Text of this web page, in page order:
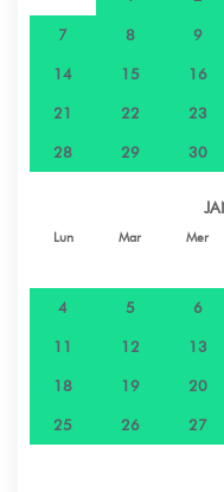
7 8 9
14 15 16
21 22 23
28 29 30
Lun Mar Mer
4 5 6
11 12 13
18 19 20
25 26 27